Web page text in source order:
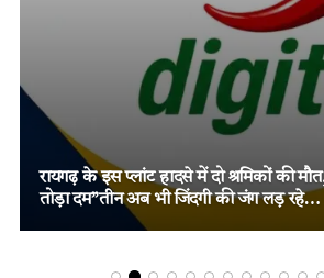
तमनार के चर्चित दोहरे हत्याकांड में चार
कारावास, मजबूत विवेचना और पुख्ता साक्ष्यों पर
फैसला!